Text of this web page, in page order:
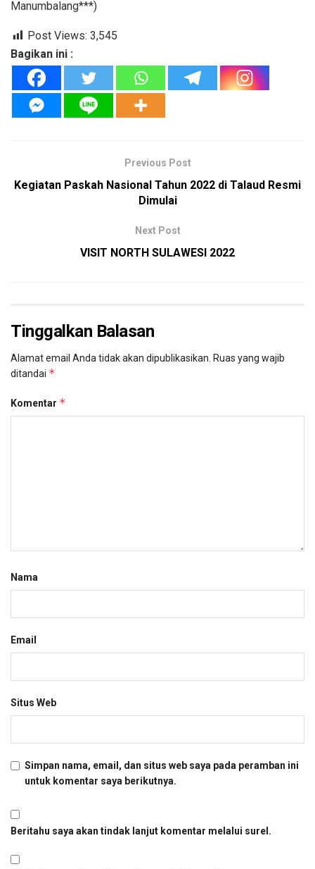
Manumbalang***)
Post Views: 3,545
Bagikan ini :
Previous Post
Kegiatan Paskah Nasional Tahun 2022 di Talaud Resmi
Dimulai
Next Post
VISIT NORTH SULAWESI 2022
Tinggalkan Balasan
Alamat email Anda tidak akan dipublikasikan. Ruas yang wajib
ditandai *
Komentar *
Nama
Email
Situs Web
Simpan nama, email, dan situs web saya pada peramban ini
untuk komentar saya berikutnya.
Beritahu saya akan tindak lanjut komentar melalui surel.